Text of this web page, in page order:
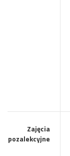
Zajęcia
pozalekcyjne